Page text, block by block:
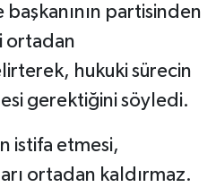
başkanının partisinden
ortadan
hukuki sürecin
gerektiğini söyledi.
istifa etmesi,
ortadan kaldırmaz.